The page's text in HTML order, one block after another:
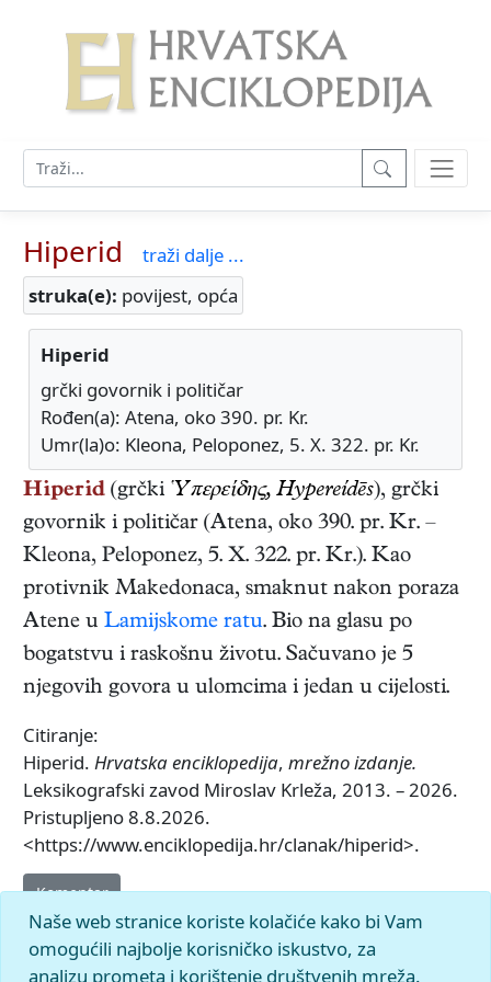
Hiperid
traži dalje ...
struka(e): povijest, opća
Hiperid
grčki govornik i političar
Rođen(a): Atena, oko 390. pr. Kr.
Umr(la)o: Kleona, Peloponez, 5. X. 322. pr. Kr.
Hiperid (grčki Ὑπερείδης, Hypereídēs), grčki
govornik i političar (Atena, oko 390. pr. Kr. –
Kleona, Peloponez, 5. X. 322. pr. Kr.). Kao
protivnik Makedonaca, smaknut nakon poraza
Atene u Lamijskome ratu. Bio na glasu po
bogatstvu i raskošnu životu. Sačuvano je 5
njegovih govora u ulomcima i jedan u cijelosti.
Citiranje:
Hiperid. Hrvatska enciklopedija, mrežno izdanje.
Leksikografski zavod Miroslav Krleža, 2013. – 2026.
Pristupljeno 8.8.2026.
<https://www.enciklopedija.hr/clanak/hiperid>.
Komentar
Naše web stranice koriste kolačiće kako bi Vam
omogućili najbolje korisničko iskustvo, za
analizu prometa i korištenje društvenih mreža.